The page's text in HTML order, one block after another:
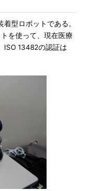
型ロボットである。
を使って、現在医療
ISO 13482の認証は